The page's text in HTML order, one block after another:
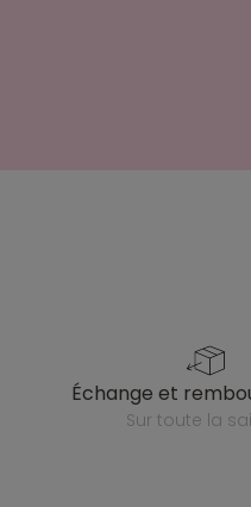
échange et
sur toute la